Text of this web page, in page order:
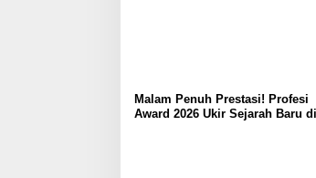
Malam Penuh Prestasi! Profesi
Award 2026 Ukir Sejarah Baru di